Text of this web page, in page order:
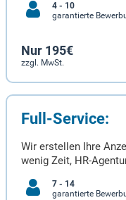
4 - 10
garantierte
Nur 195€
zzgl. MwSt.
Full-Service:
Wir erstellen Ihre
wenig Zeit, HR-
7 - 14
garantierte